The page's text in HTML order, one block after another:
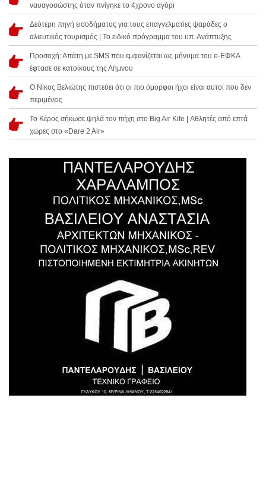
ναυαγοσώστης όταν πνίγηκε το 4χρονο αγόρι
Δεύτερη πηγή εισοδήματος για τους επαγγελματίες ψαράδες ο
αλιευτικός τουρισμός | Το ειδικό πρόγραμμα του υπ. Ανάπτυξης
Προσοχή: Απάτη με SMS που εμφανίζεται ως μήνυμα του e-ΕΦΚΑ
έφτασε σε κατοίκους της Λήμνου
Ο Νίκος Βελιώτης πιστεύει ότι οι πιο όμορφοι ήχοι είναι αυτοί που δεν
περιμένεις
Το Κέρος σήκωσε ψηλά τον πήχη στο Big Air Kite | Αθλητές από επτά
χώρες στο «Dare 2 Air»